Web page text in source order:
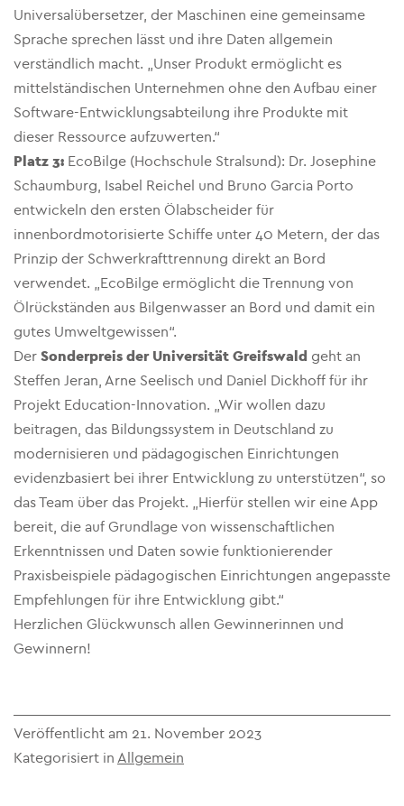
Universalübersetzer, der Maschinen eine gemeinsame
Sprache sprechen lässt und ihre Daten allgemein
verständlich macht. „Unser Produkt ermöglicht es
mittelständischen Unternehmen ohne den Aufbau einer
Software-Entwicklungsabteilung ihre Produkte mit
dieser Ressource aufzuwerten.“
Platz 3: EcoBilge (Hochschule Stralsund): Dr. Josephine
Schaumburg, Isabel Reichel und Bruno Garcia Porto
entwickeln den ersten Ölabscheider für
innenbordmotorisierte Schiffe unter 40 Metern, der das
Prinzip der Schwerkrafttrennung direkt an Bord
verwendet. „EcoBilge ermöglicht die Trennung von
Ölrückständen aus Bilgenwasser an Bord und damit ein
gutes Umweltgewissen“.
Der Sonderpreis der Universität Greifswald geht an
Steffen Jeran, Arne Seelisch und Daniel Dickhoff für ihr
Projekt Education-Innovation. „Wir wollen dazu
beitragen, das Bildungssystem in Deutschland zu
modernisieren und pädagogischen Einrichtungen
evidenzbasiert bei ihrer Entwicklung zu unterstützen“, so
das Team über das Projekt. „Hierfür stellen wir eine App
bereit, die auf Grundlage von wissenschaftlichen
Erkenntnissen und Daten sowie funktionierender
Praxisbeispiele pädagogischen Einrichtungen angepasste
Empfehlungen für ihre Entwicklung gibt.“
Herzlichen Glückwunsch allen Gewinnerinnen und
Gewinnern!
Veröffentlicht am 21. November 2023
Kategorisiert in Allgemein